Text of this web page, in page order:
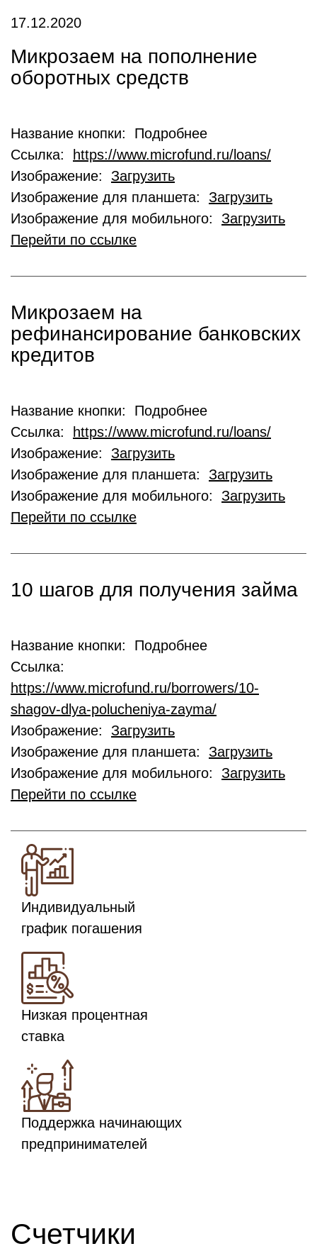
17.12.2020
Микрозаем на пополнение
оборотных средств
Название кнопки: Подробнее
Ссылка:
https://www.microfund.ru/loans/
Изображение: Загрузить
Изображение для планшета: Загрузить
Изображение для мобильного: Загрузить
Перейти по ссылке
Микрозаем на
рефинансирование банковских
кредитов
Название кнопки: Подробнее
Ссылка:
https://www.microfund.ru/loans/
Изображение: Загрузить
Изображение для планшета: Загрузить
Изображение для мобильного: Загрузить
Перейти по ссылке
10 шагов для получения займа
Название кнопки: Подробнее
Ссылка:
https://www.microfund.ru/borrowers/10-
shagov-dlya-polucheniya-zayma/
Изображение: Загрузить
Изображение для планшета: Загрузить
Изображение для мобильного: Загрузить
Перейти по ссылке
Индивидуальный
график погашения
Низкая процентная
ставка
Поддержка начинающих
предпринимателей
Счетчики